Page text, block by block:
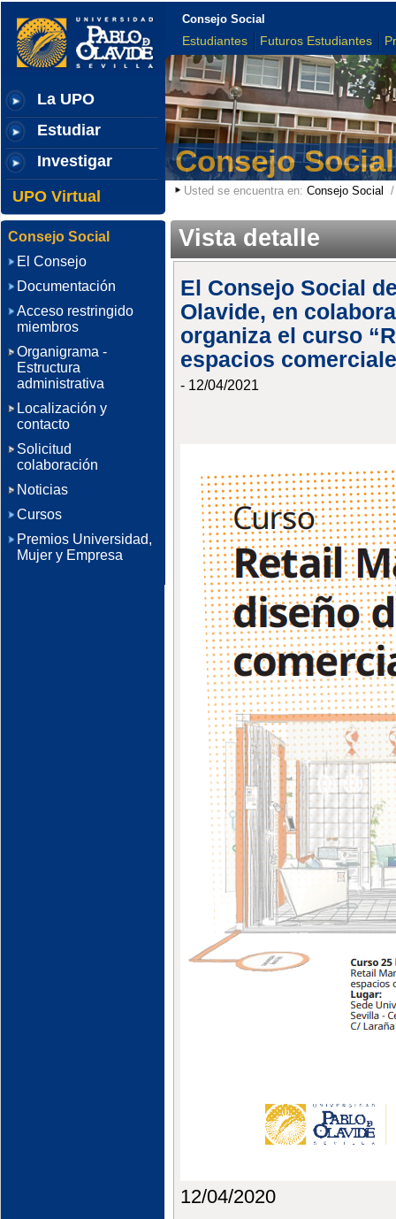
La UPO
Estudiar
Investigar
UPO Virtual
Consejo Social
Estudiantes Futuros Estudiantes
Consejo Social
Usted se encuentra en: Consejo Social
Vista detalle
El Consejo Social
Olavide, en
organiza el curso
espacios
- 12/04/2021
12/04/2020
Consejo Social
El Consejo
Documentación
Acceso restringido
miembros
Organigrama -
Estructura
administrativa
Localización y
contacto
Solicitud
colaboración
Noticias
Cursos
Premios Universidad,
Mujer y Empresa